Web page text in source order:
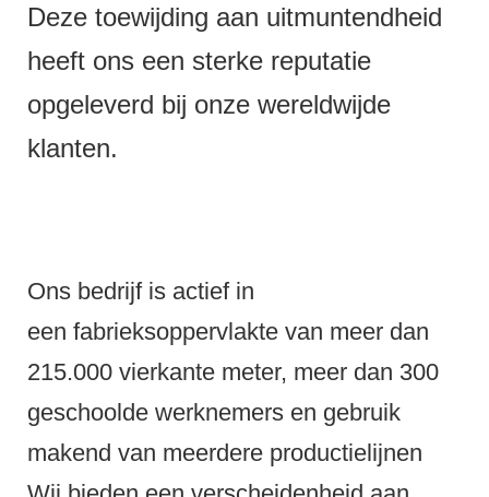
Deze toewijding aan uitmuntendheid
heeft ons een sterke reputatie
opgeleverd bij onze wereldwijde
klanten.
Ons bedrijf is actief in
een fabrieksoppervlakte van meer dan
215.000 vierkante meter, meer dan 300
geschoolde werknemers en gebruik
makend van meerdere productielijnen